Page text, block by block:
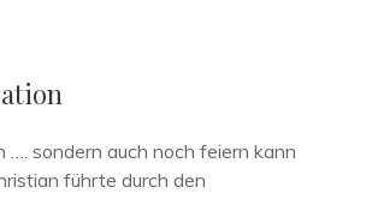
…. sondern auch noch feiern kann
führte durch den